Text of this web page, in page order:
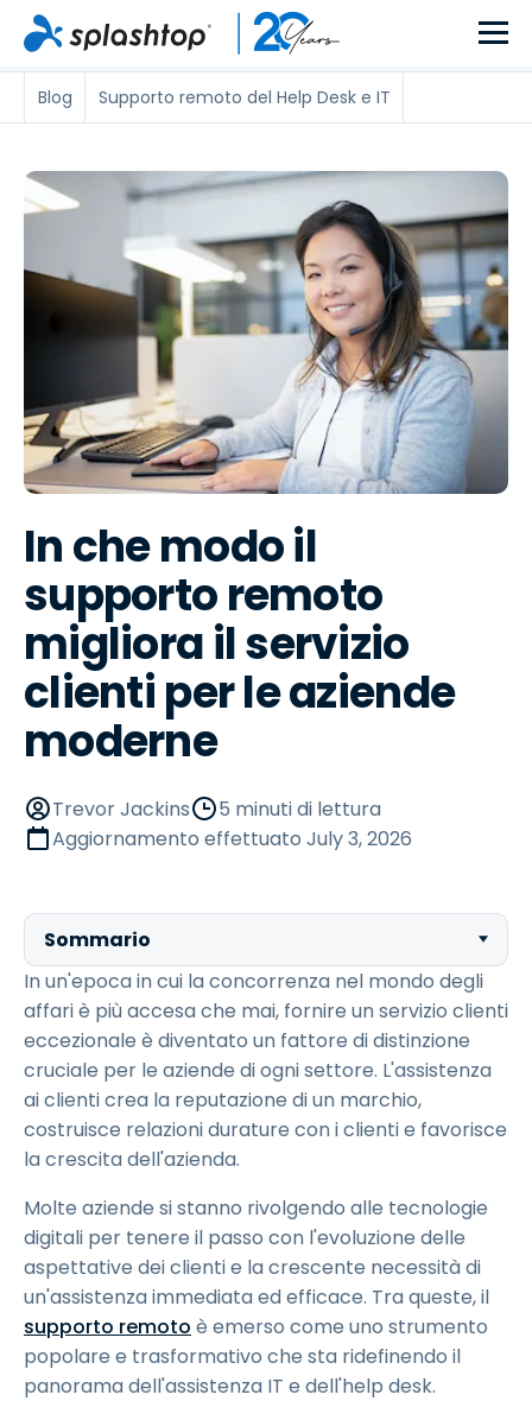
Blog Supporto remoto del Help Desk e IT
In che modo il
supporto remoto
migliora il servizio
clienti per le aziende
moderne
Trevor Jackins
5 minuti di lettura
Aggiornamento effettuato July 3, 2026
Sommario
In un'epoca in cui la concorrenza nel mondo degli
affari è più accesa che mai, fornire un servizio clienti
eccezionale è diventato un fattore di distinzione
cruciale per le aziende di ogni settore. L'assistenza
ai clienti crea la reputazione di un marchio,
costruisce relazioni durature con i clienti e favorisce
la crescita dell'azienda.
Molte aziende si stanno rivolgendo alle tecnologie
digitali per tenere il passo con l'evoluzione delle
aspettative dei clienti e la crescente necessità di
un'assistenza immediata ed efficace. Tra queste, il
supporto remoto è emerso come uno strumento
popolare e trasformativo che sta ridefinendo il
panorama dell'assistenza IT e dell'help desk.